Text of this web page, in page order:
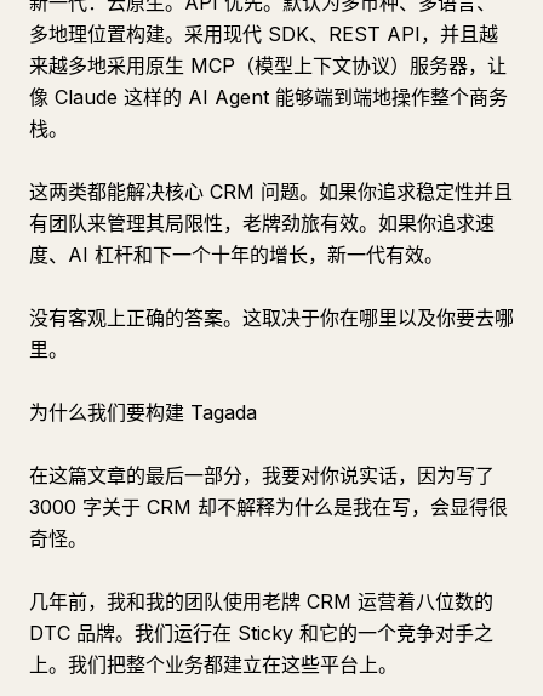
多地理位置构建。采用现代 SDK、REST API，并且越
来越多地采用原生 MCP（模型上下文协议）服务器，让
像 Claude 这样的 AI Agent 能够端到端地操作整个商务
栈。
这两类都能解决核心 CRM 问题。如果你追求稳定性并且
有团队来管理其局限性，老牌劲旅有效。如果你追求速
度、AI 杠杆和下一个十年的增长，新一代有效。
没有客观上正确的答案。这取决于你在哪里以及你要去哪
里。
为什么我们要构建 Tagada
在这篇文章的最后一部分，我要对你说实话，因为写了
3000 字关于 CRM 却不解释为什么是我在写，会显得很
奇怪。
几年前，我和我的团队使用老牌 CRM 运营着八位数的
DTC 品牌。我们运行在 Sticky 和它的一个竞争对手之
上。我们把整个业务都建立在这些平台上。